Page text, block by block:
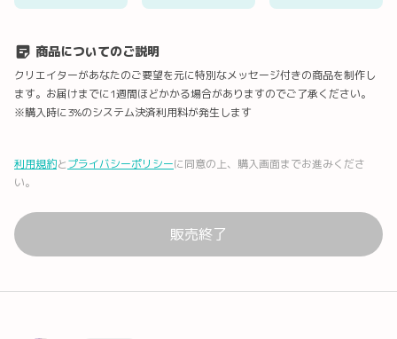
商品についてのご説明
クリエイターがあなたのご要望を元に特別なメッセージ付きの商品を制作し
ます。お届けまでに1週間ほどかかる場合がありますのでご了承ください。
※購入時に3%のシステム決済利用料が発生します
利用規約とプライバシーポリシーに同意の上、購入画面までお進みくださ
い。
販売終了
URLコピー